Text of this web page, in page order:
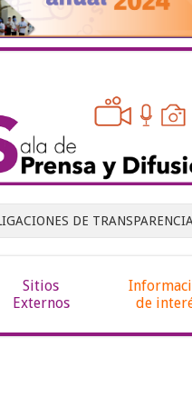
DE TRANSPARENCIA
Sitios
Externos
de